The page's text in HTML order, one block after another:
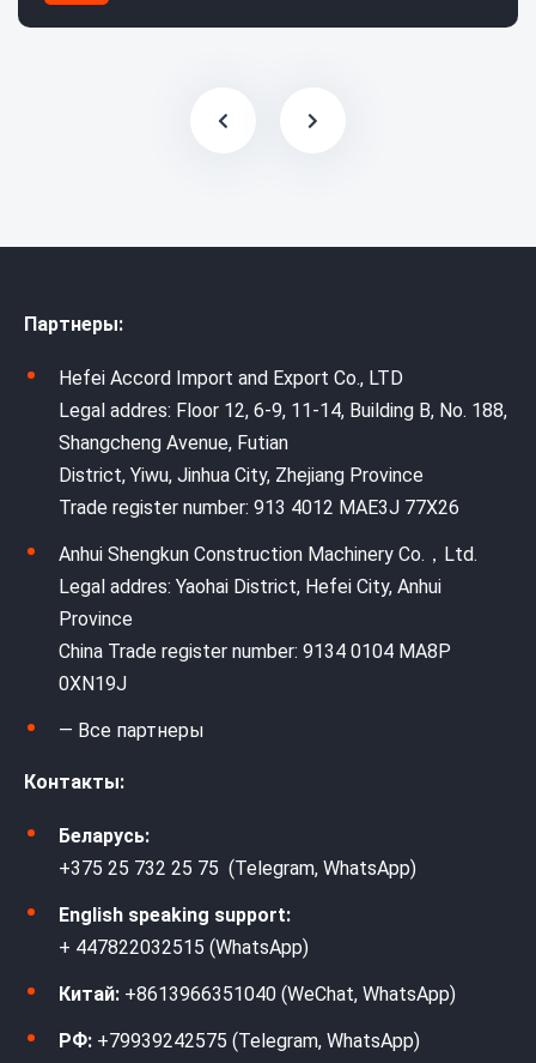
Партнеры:
Hefei Accord Import and Export Co., LTD
Legal addres: Floor 12, 6-9, 11-14, Building B, No. 188,
Shangcheng Avenue, Futian
District, Yiwu, Jinhua City, Zhejiang Province
Trade register number: 913 4012 MAE3J 77X26
Anhui Shengkun Construction Machinery Co.，Ltd.
Legal addres: Yaohai District, Hefei City, Anhui
Province
China Trade register number: 9134 0104 MA8P
0XN19J
— Все партнеры
Контакты:
Беларусь:
+375 25 732 25 75 (Telegram, WhatsApp)
English speaking support:
+ 447822032515 (WhatsApp)
Китай: +8613966351040 (WeChat, WhatsApp)
РФ: +79939242575 (Telegram, WhatsApp)